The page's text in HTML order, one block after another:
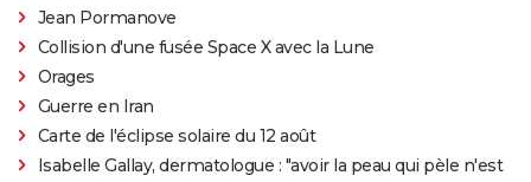
Jean Pormanove
Collision d'une fusée Space X avec la Lune
Orages
Guerre en Iran
Carte de l'éclipse solaire du 12 août
Isabelle Gallay, dermatologue : "avoir la peau qui pèle n'est